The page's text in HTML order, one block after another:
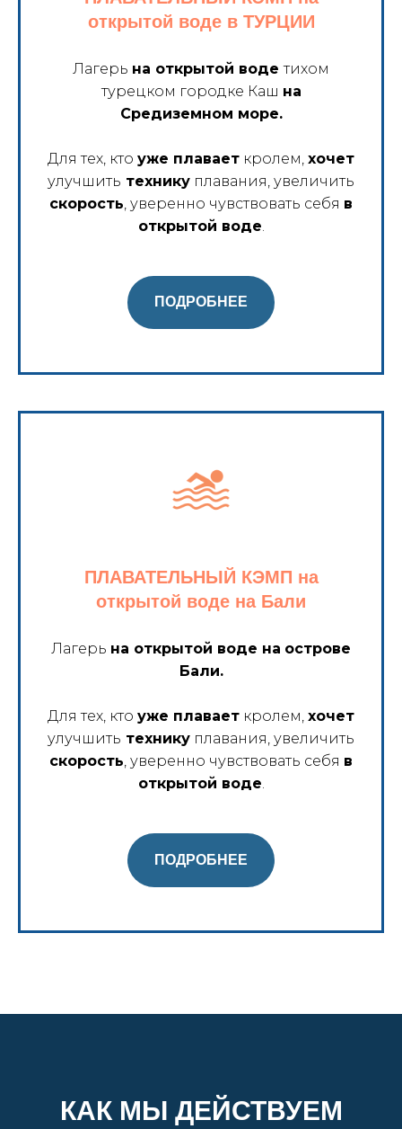
открытой воде в ТУРЦИИ
Лагерь на открытой водетихом
турецком городке Каш на
Средиземном море.
Для тех, кто уже плавает кролем, хочет
улучшить технику плавания, увеличить
скорость , уверенно чувствовать себя в
открытой воде
ПОДРОБНЕЕ
ПЛАВАТЕЛЬНЫЙ КЭМП на
открытой воде на Бали
Лагерь на открытой воде на острове
Бали.
Для тех, кто уже плавает кролем, хочет
улучшить технику плавания, увеличить
скорость, уверенно чувствовать себя в
открытой воде.
ПОДРОБНЕЕ
КАК МЫ ДЕЙСТВУЕМ